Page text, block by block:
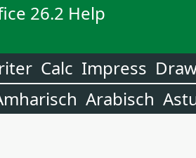
26.2 Help
Calc Impress
Arabisch